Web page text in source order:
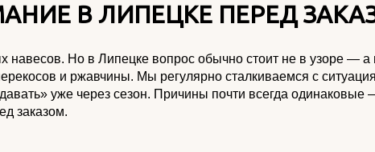
В ЛИПЕЦКЕ ПЕРЕД
навесов. Но в Липецке вопрос обычно стоит не в узоре — а
и ржавчины. Мы регулярно сталкиваемся с
уже через сезон. Причины почти всегда одинаковые
заказом.